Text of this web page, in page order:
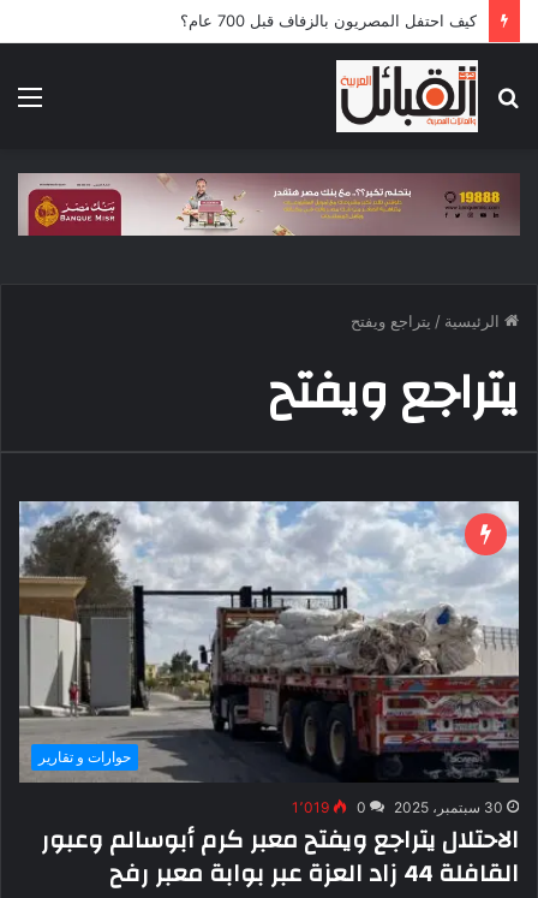
كيف احتفل المصريون بالزفاف قبل 700 عام؟
عن
الرئيسية / يتراجع ويفتح
يتراجع ويفتح
حوارات و تقارير
30 سبتمبر، 2025 0 1٬019
الاحتلال يتراجع ويفتح معبر كرم أبوسالم وعبور
القافلة 44 زاد العزة عبر بوابة معبر رفح